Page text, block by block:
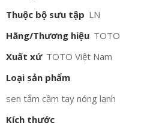
Thuộc bộ sưu tập LN
Hãng/Thương hiệu TOTO
Xuất xứ TOTO Việt Nam
Loại sản phẩm
sen tắm cầm tay nóng lạnh
Kích thước